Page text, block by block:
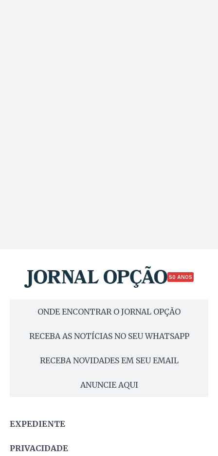
50 ANOS
ONDE ENCONTRAR O JORNAL OPÇÃO
RECEBA AS NOTÍCIAS NO SEU WHATSAPP
RECEBA NOVIDADES EM SEU EMAIL
ANUNCIE AQUI
EXPEDIENTE
PRIVACIDADE